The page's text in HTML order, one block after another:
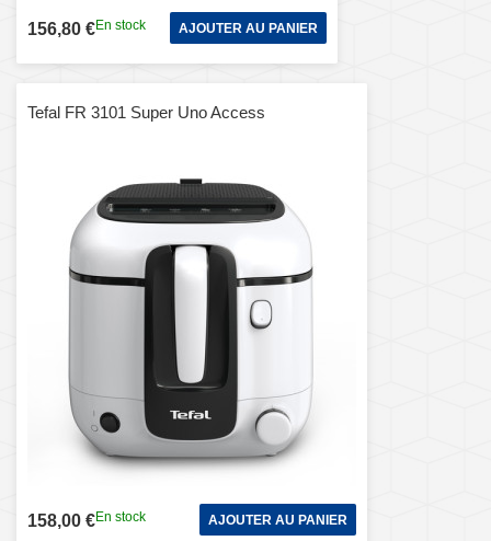
156,80 €En stock AJOUTER AU PANIER
Tefal FR 3101 Super Uno Access
158,00 €En stock AJOUTER AU PANIER